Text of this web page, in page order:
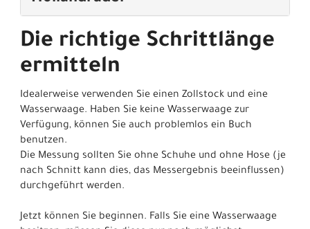
Die richtige Schrittlänge
ermitteln
Idealerweise verwenden Sie einen Zollstock und eine
Wasserwaage. Haben Sie keine Wasserwaage zur
Verfügung, können Sie auch problemlos ein Buch
benutzen.
Die Messung sollten Sie ohne Schuhe und ohne Hose (je
nach Schnitt kann dies, das Messergebnis beeinflussen)
durchgeführt werden.
Jetzt können Sie beginnen. Falls Sie eine Wasserwaage